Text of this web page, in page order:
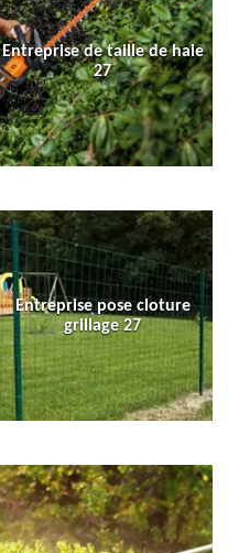
Entreprise de taille de haie
27
Entreprise pose cloture
grillage 27